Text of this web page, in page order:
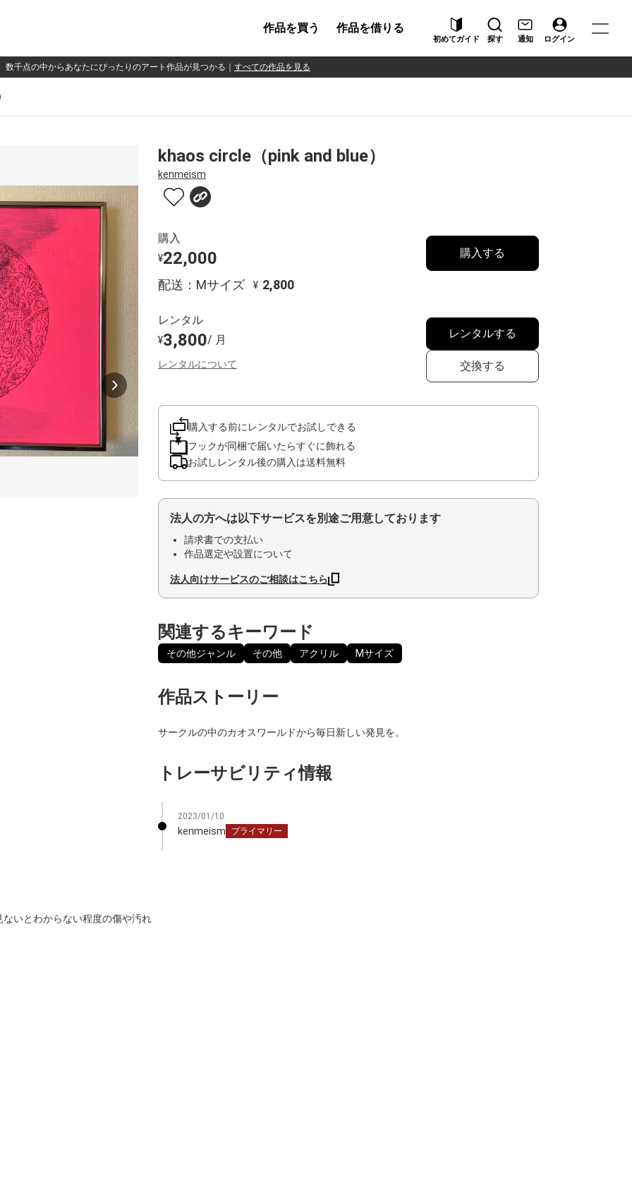
作品を買う 作品を借りる
初めてガイド 探す 通知 ログイン
数千点の中からあなたにぴったりのアート作品が見つかる すべての作品を見る
いとわからない程度の傷や汚れ
khaos circle（pink and blue）
kenmeism
購入
¥22,000
配送：Mサイズ ¥ 2,800
購入する
レンタル
¥3,800/ 月
レンタルについて
レンタルする
交換する
購入する前にレンタルでお試しできる
フックが同梱で届いたらすぐに飾れる
お試しレンタル後の購入は送料無料
法人の方へは以下サービスを別途ご用意しております
請求書での支払い
作品選定や設置について
法人向けサービスのご相談はこちら
関連するキーワード
その他ジャンル その他 アクリル Mサイズ
作品ストーリー
サークルの中のカオスワールドから毎日新しい発見を。
トレーサビリティ情報
2023/01/10
kenmeism プライマリー